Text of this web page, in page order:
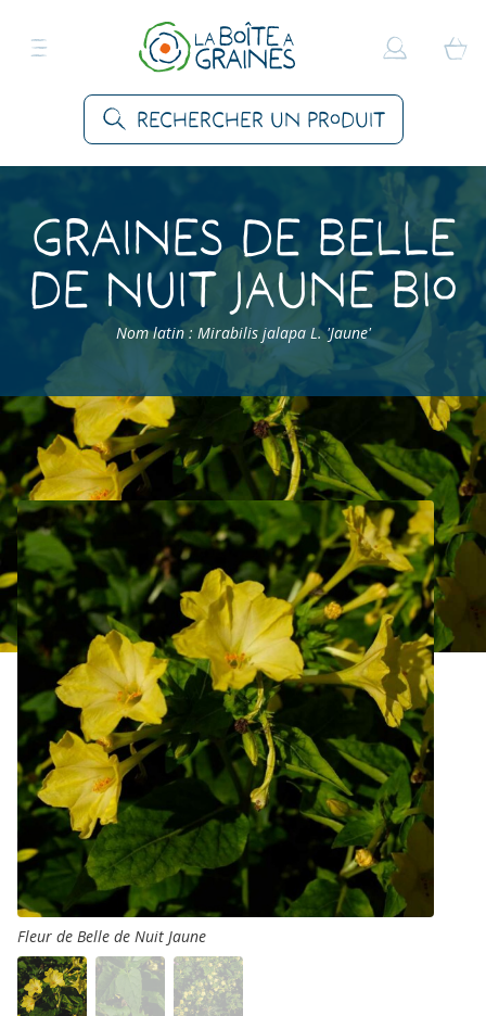
Rechercher un produit
Graines de Belle
de Nuit Jaune Bio
Nom latin : Mirabilis jalapa L. 'Jaune'
Accueil > Produits > Graines Fleurs > Fleurs vivaces
>
Belle de Nuit Jaune Bio
Fleur de Belle de Nuit Jaune